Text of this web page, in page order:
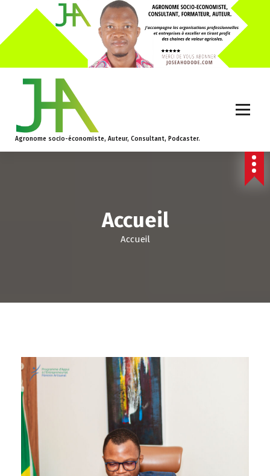
Agronome socio-économiste, Auteur, Consultant, Podcaster.
Accueil
Accueil